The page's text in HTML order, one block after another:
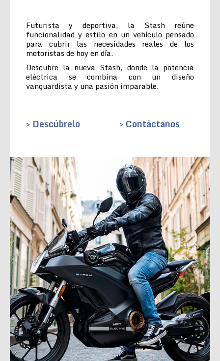
Futurista y deportiva, la Stash reúne
funcionalidad y estilo en un vehículo pensado
para cubrir las necesidades reales de los
motoristas de hoy en día.
Descubre la nueva Stash, donde la potencia
eléctrica se combina con un diseño
vanguardista y una pasión imparable.
> Descúbrelo > Contáctanos